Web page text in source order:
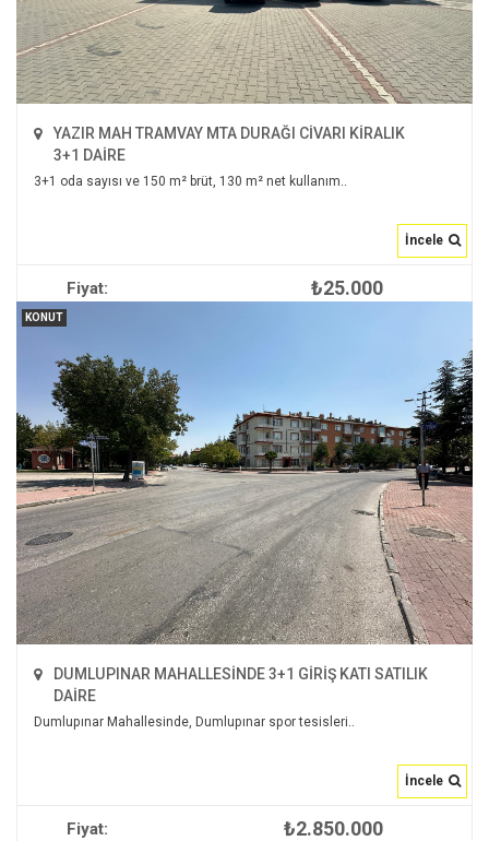
YAZIR MAH TRAMVAY MTA DURAĞI CİVARI KİRALIK
3+1 DAİRE
3+1 oda sayısı ve 150 m² brüt, 130 m² net kullanım..
İncele
Fiyat: ₺25.000
KONUT
DUMLUPINAR MAHALLESİNDE 3+1 GİRİŞ KATI SATILIK
DAİRE
Dumlupınar Mahallesinde, Dumlupınar spor tesisleri..
İncele
Fiyat: ₺2.850.000
İNCELE